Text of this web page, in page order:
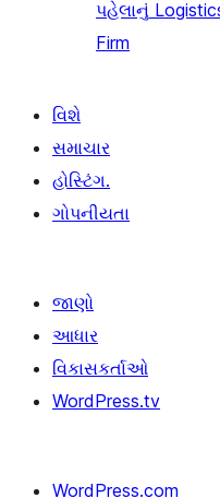
પહેલાનું
Firm
વિશે
સમાચાર
હોસ્ટિંગ.
ગોપનીયતા
જાણો
આધાર
વિકાસકર્તાઓ
WordPress.tv
WordPress.com